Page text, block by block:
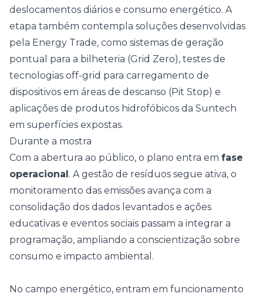
deslocamentos diários e consumo energético. A
etapa também contempla soluções desenvolvidas
pela Energy Trade, como sistemas de geração
pontual para a bilheteria (Grid Zero), testes de
tecnologias off-grid para carregamento de
dispositivos em áreas de descanso (Pit Stop) e
aplicações de produtos hidrofóbicos da Suntech
em superfícies expostas.
Durante a mostra
Com a abertura ao público, o plano entra em fase
operacional. A gestão de resíduos segue ativa, o
monitoramento das emissões avança com a
consolidação dos dados levantados e ações
educativas e eventos sociais passam a integrar a
programação, ampliando a conscientização sobre
consumo e impacto ambiental.
No campo energético, entram em funcionamento